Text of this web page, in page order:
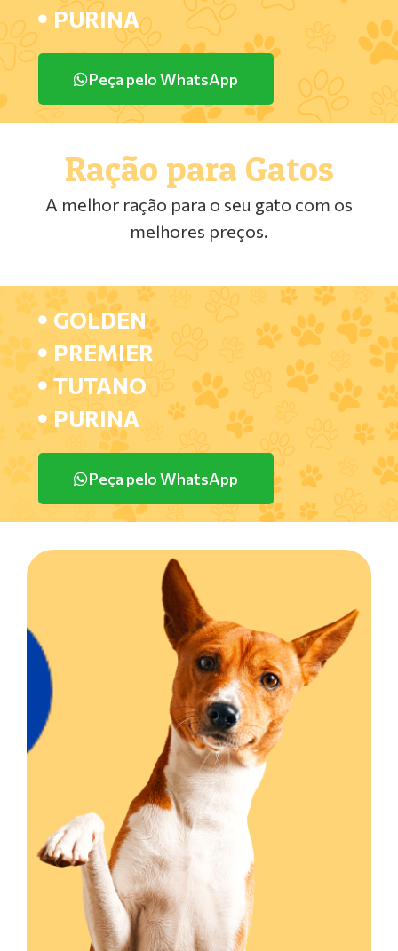
PURINA
Peça pelo WhatsApp
Ração para Gatos
A melhor ração para o seu gato com os
melhores preços.
GOLDEN
PREMIER
TUTANO
PURINA
Peça pelo WhatsApp